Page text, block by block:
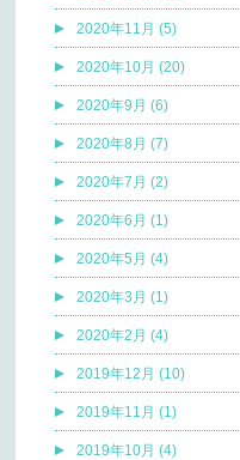
2020年11月 (5)
2020年10月 (20)
2020年9月 (6)
2020年8月 (7)
2020年7月 (2)
2020年6月 (1)
2020年5月 (4)
2020年3月 (1)
2020年2月 (4)
2019年12月 (10)
2019年11月 (1)
2019年10月 (4)